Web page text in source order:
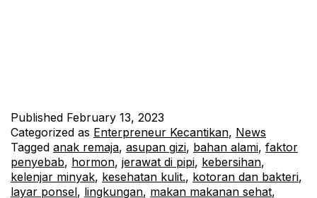
Published February 13, 2023
Categorized as Enterpreneur Kecantikan, News
Tagged anak remaja, asupan gizi, bahan alami, faktor
penyebab, hormon, jerawat di pipi, kebersihan,
kelenjar minyak, kesehatan kulit., kotoran dan bakteri,
layar ponsel, lingkungan, makan makanan sehat,